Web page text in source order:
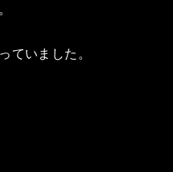
ていました。